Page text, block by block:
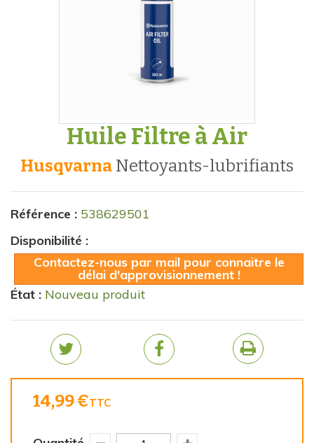
Huile Filtre à Air
Husqvarna nettoyants-lubrifiants
Référence : 538629501
Disponibilité :
Contactez-nous par mail pour connaitre le
délai d'approvisionnement !
État : Nouveau produit
14,99 €TTC